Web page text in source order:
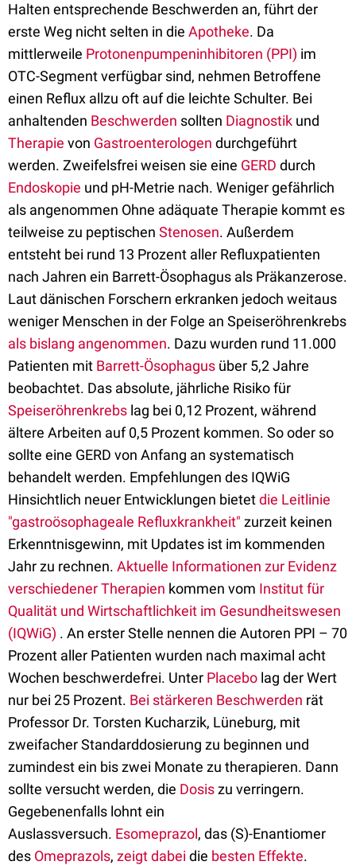
Halten entsprechende Beschwerden an, führt der
erste Weg nicht selten in die Apotheke. Da
mittlerweile Protonenpumpeninhibitoren (PPI) im
OTC-Segment verfügbar sind, nehmen Betroffene
einen Reflux allzu oft auf die leichte Schulter. Bei
anhaltenden Beschwerden sollten Diagnostik und
Therapie von Gastroenterologen durchgeführt
werden. Zweifelsfrei weisen sie eine GERD durch
Endoskopie und pH-Metrie nach. Weniger gefährlich
als angenommen Ohne adäquate Therapie kommt es
teilweise zu peptischen Stenosen. Außerdem
entsteht bei rund 13 Prozent aller Refluxpatienten
nach Jahren ein Barrett-Ösophagus als Präkanzerose.
Laut dänischen Forschern erkranken jedoch weitaus
weniger Menschen in der Folge an Speiseröhrenkrebs
als bislang angenommen. Dazu wurden rund 11.000
Patienten mit Barrett-Ösophagus über 5,2 Jahre
beobachtet. Das absolute, jährliche Risiko für
Speiseröhrenkrebs lag bei 0,12 Prozent, während
ältere Arbeiten auf 0,5 Prozent kommen. So oder so
sollte eine GERD von Anfang an systematisch
behandelt werden. Empfehlungen des IQWiG
Hinsichtlich neuer Entwicklungen bietetdie Leitlinie
"gastroösophageale Refluxkrankheit" zurzeit keinen
Erkenntnisgewinn, mit Updates ist im kommenden
Jahr zu rechnen. Aktuelle Informationen zur Evidenz
verschiedener Therapien kommen vom Institut für
Qualität und Wirtschaftlichkeit im Gesundheitswesen
(IQWiG) . An erster Stelle nennen die Autoren PPI – 70
Prozent aller Patienten wurden nach maximal acht
Wochen beschwerdefrei. Unter Placebo lag der Wert
nur bei 25 Prozent. Bei stärkeren Beschwerden rät
Professor Dr. Torsten Kucharzik, Lüneburg, mit
zweifacher Standarddosierung zu beginnen und
zumindest ein bis zwei Monate zu therapieren. Dann
sollte versucht werden, die Dosiszu verringern.
Gegebenenfalls lohnt ein
Auslassversuch. Esomeprazol, das (S)-Enantiomer
des Omeprazols, zeigt dabei die besten Effekte.